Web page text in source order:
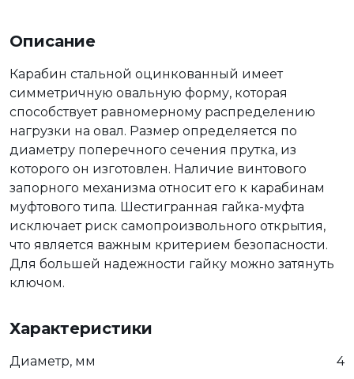
Описание
Карабин стальной оцинкованный имеет
симметричную овальную форму, которая
способствует равномерному распределению
нагрузки на овал. Размер определяется по
диаметру поперечного сечения прутка, из
которого он изготовлен. Наличие винтового
запорного механизма относит его к карабинам
муфтового типа. Шестигранная гайка-муфта
исключает риск самопроизвольного открытия,
что является важным критерием безопасности.
Для большей надежности гайку можно затянуть
ключом.
Характеристики
Диаметр, мм
4